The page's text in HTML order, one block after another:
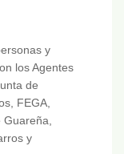
y
los Agentes
de
FEGA,
y